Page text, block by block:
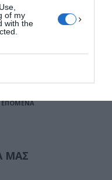
of my
with the
ΕΠΌΜΕΝΑ
ΜΑΣ